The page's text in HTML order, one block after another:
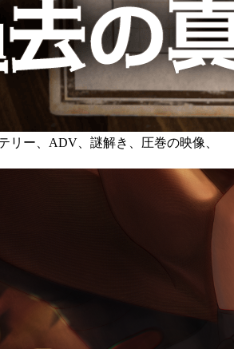
リー、ADV、謎解き、圧巻の映像、